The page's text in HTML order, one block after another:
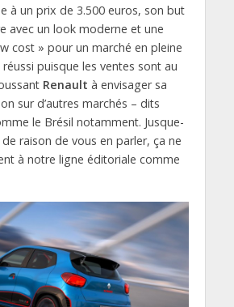
à un prix de 3.500 euros, son but
avec un look moderne et une
cost » pour un marché en pleine
réussi puisque les ventes sont au
Renault à envisager sa
sur d’autres marchés – dits
le Brésil notamment. Jusque-
raison de vous en parler, ça ne
à notre ligne éditoriale comme